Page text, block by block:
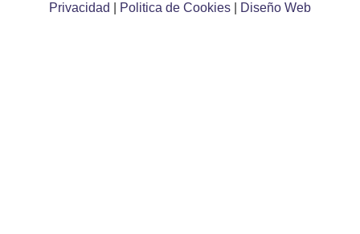
Privacidad
Politica de Cookies Diseño Web